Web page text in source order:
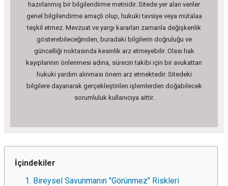
hazırlanmış bir bilgilendirme metnidir. Sitede yer alan veriler
genel bilgilendirme amaçlı olup, hukuki tavsiye veya mütalaa
teşkil etmez. Mevzuat ve yargı kararları zamanla değişkenlik
gösterebileceğinden, buradaki bilgilerin doğruluğu ve
güncelliği noktasında kesinlik arz etmeyebilir. Olası hak
kayıplarının önlenmesi adına, sürecin takibi için bir avukattan
hukuki yardım alınması önem arz etmektedir. Sitedeki
bilgilere dayanarak gerçekleştirilen işlemlerden doğabilecek
sorumluluk kullanıcıya aittir.
İçindekiler
1. Bireysel Savunmanın "Görünmez" Riskleri